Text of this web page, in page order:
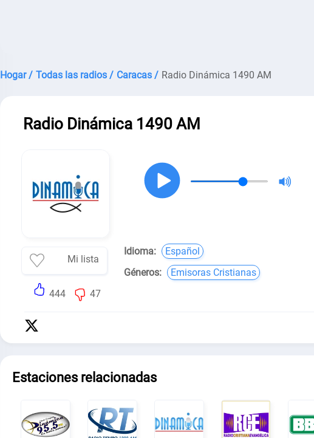
Hogar / Todas las radios / Caracas / Radio Dinámica 1490 AM
Radio Dinámica 1490 AM
Mi lista
444 47
Idioma:
Español
Géneros:
Emisoras Cristianas
Estaciones relacionadas